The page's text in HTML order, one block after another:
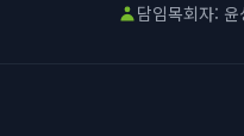
담임목회자: 윤